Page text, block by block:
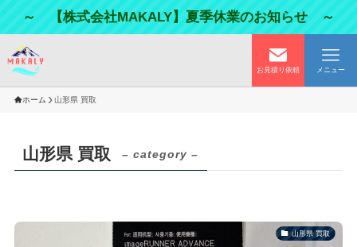
～ 【株式会社MAKALY】夏季休業のお知らせ ～
お見積り依頼 メニュー
ホーム 山形県 買取
山形県 買取 – category –
山形県 買取